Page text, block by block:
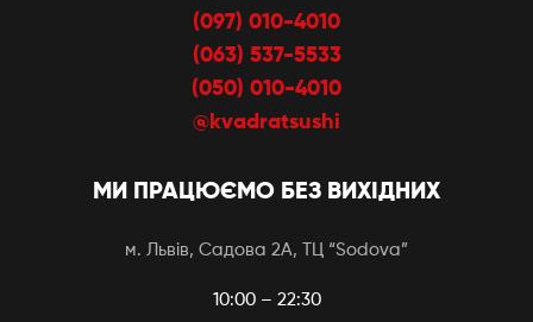
(097) 010-4010
(063) 537-5533
(050) 010-4010
@kvadratsushi
МИ ПРАЦЮЄМО БЕЗ ВИХІДНИХ
м. Львів, Садова 2А, ТЦ “Sodova”
10:00 – 22:30